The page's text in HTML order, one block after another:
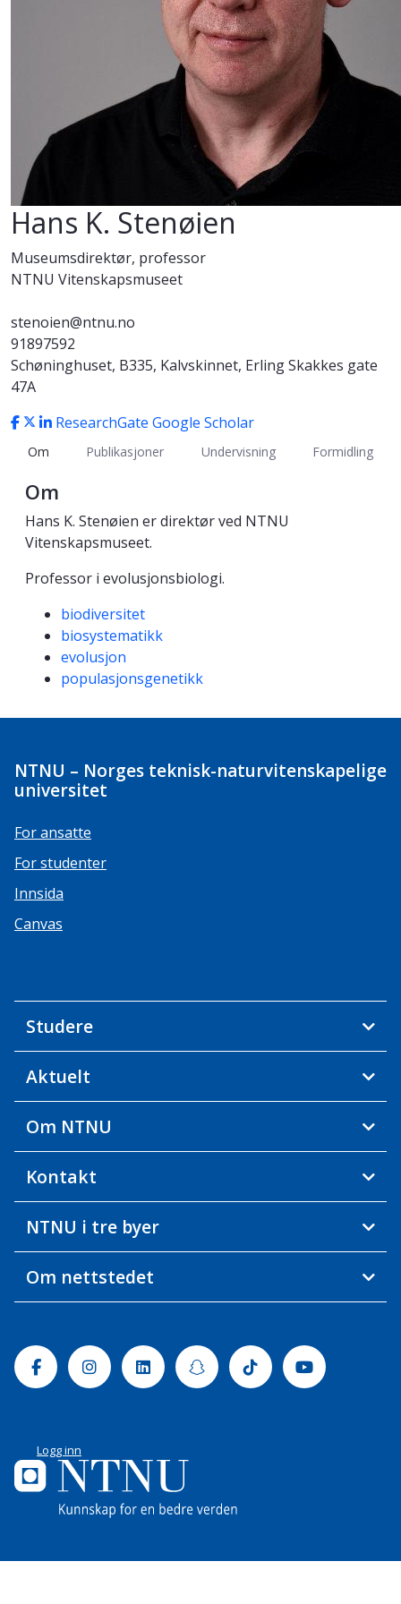
Hans K. Stenøien
Museumsdirektør, professor
NTNU Vitenskapsmuseet
stenoien@ntnu.no
91897592
Schøninghuset, B335, Kalvskinnet, Erling Skakkes gate
47A
ResearchGateGoogle Scholar
Om Publikasjoner Undervisning Formidling
Om
Hans K. Stenøien er direktør ved NTNU
Vitenskapsmuseet.
Professor i evolusjonsbiologi.
Kompetanseord
biodiversitet
biosystematikk
evolusjon
populasjonsgenetikk
NTNU – Norges teknisk-naturvitenskapelige
universitet
For ansatte
For studenter
Innsida
Canvas
Studere
Aktuelt
Om NTNU
Kontakt
NTNU i tre byer
Om nettstedet
FacebookInstagramLinkedinSnapchatTiktok Youtube
Logg inn